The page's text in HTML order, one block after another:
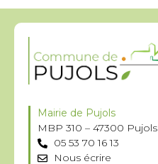
Mairie de Pujols
MBP 310 – 47300 Pujols
05 53 70 16 13
Nous écrire